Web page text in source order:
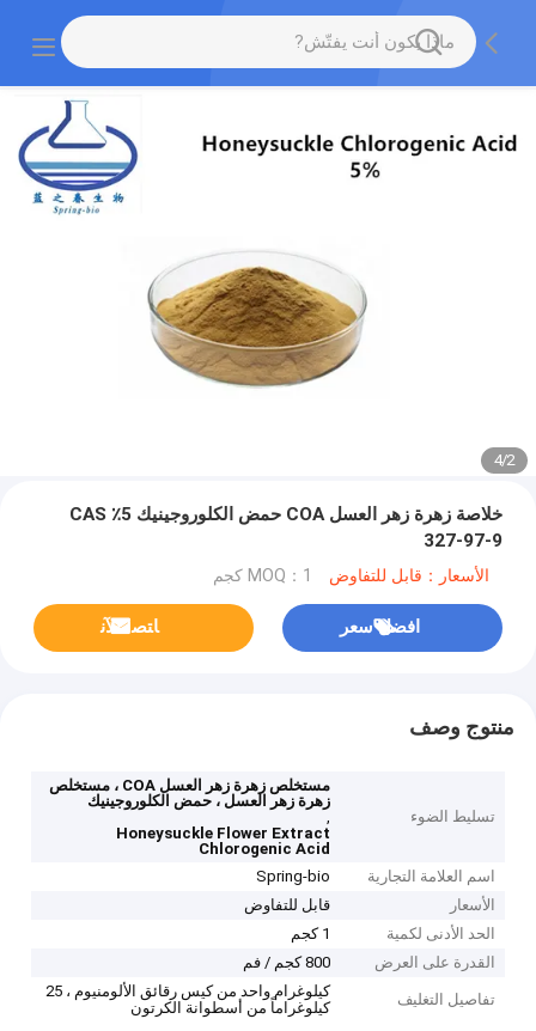
2
/
4
خلاصة زهرة زهر العسل COA حمض الكلوروجينيك 5٪ CAS
327-97-9
الأسعار：قابل للتفاوض MOQ：1 كجم
افضل سعر ﺎﺘﺼﻟ ﺍﻶﻧ
منتوج وصف
تسليط الضوء
مستخلص زهرة زهر العسل COA ، مستخلص
زهرة زهر العسل ، حمض الكلوروجينيك
,
Honeysuckle Flower Extract
Chlorogenic Acid
اسم العلامة التجارية
Spring-bio
الأسعار
قابل للتفاوض
الحد الأدنى لكمية
1 كجم
القدرة على العرض
800 كجم / فم
تفاصيل التغليف
كيلوغرام واحد من كيس رقائق الألومنيوم ، 25
كيلوغراماً من أسطوانة الكرتون